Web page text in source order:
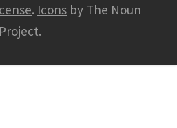
. Icons by The Noun
Project.